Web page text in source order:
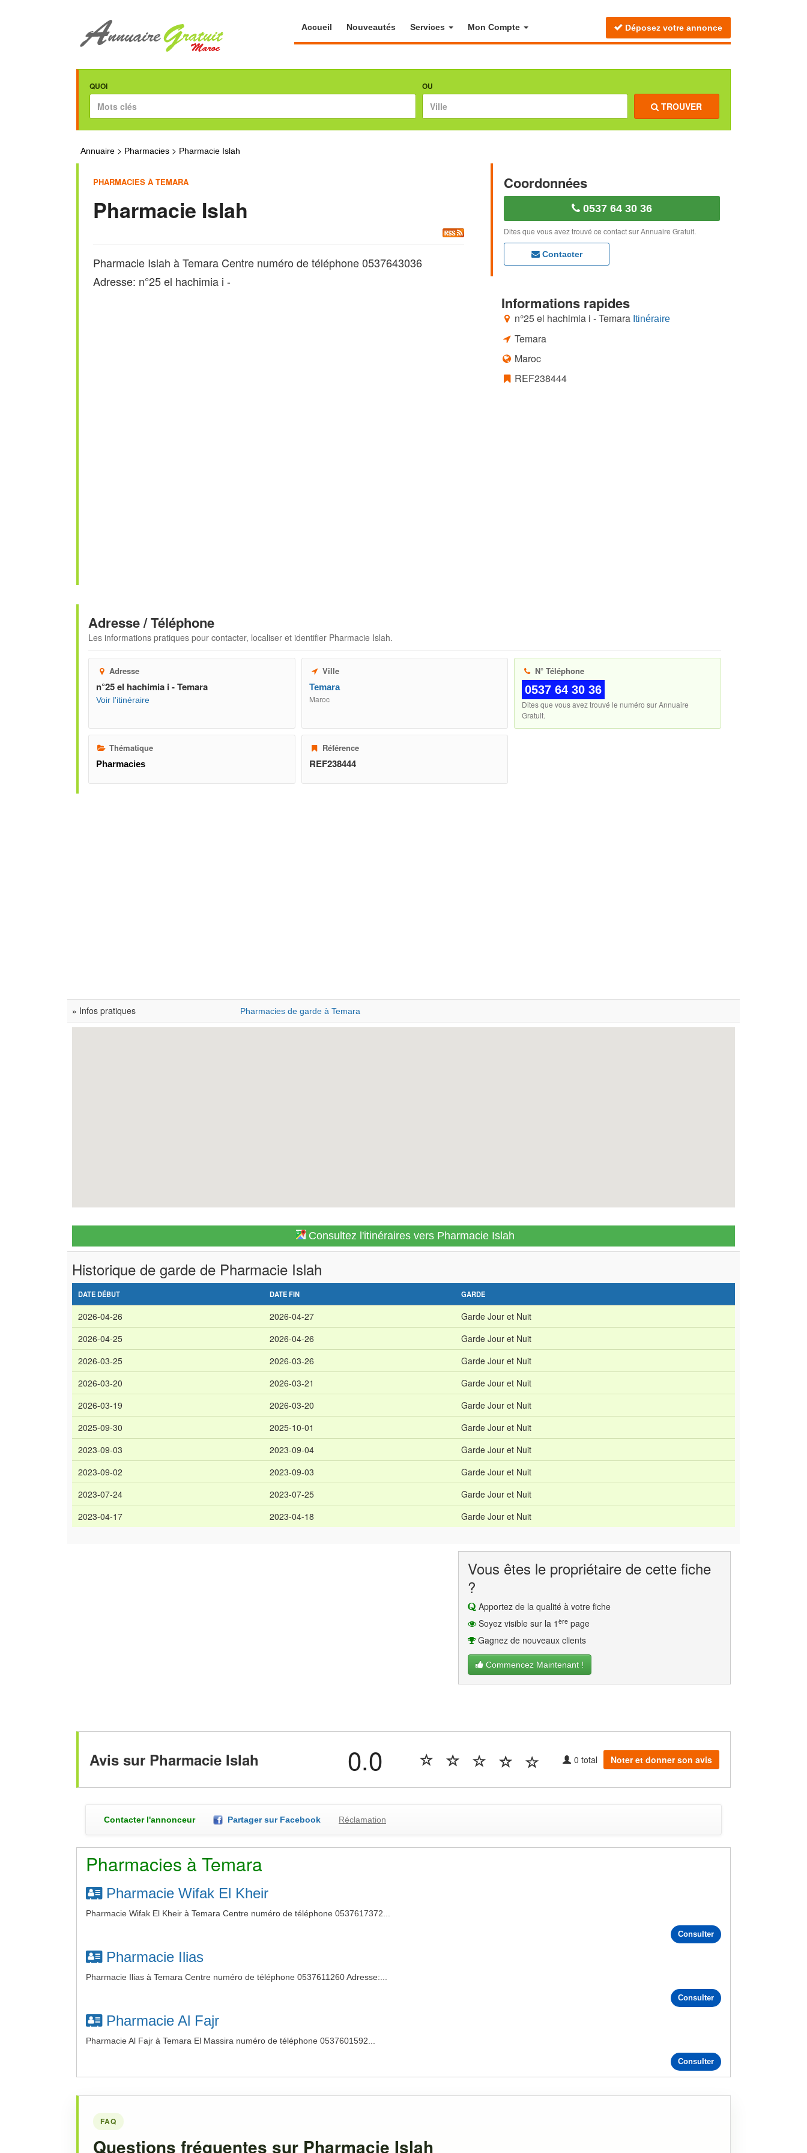
Accueil Nouveautés Services Mon Compte Déposez votre annonce
QUOI OU
TROUVER
Annuaire > Pharmacies > Pharmacie Islah
PHARMACIES À TEMARA
Pharmacie Islah
Pharmacie Islah à Temara Centre numéro de téléphone 0537643036
Adresse: n°25 el hachimia i -
Coordonnées
0537 64 30 36
Dites que vous avez trouvé ce contact sur Annuaire Gratuit.
Contacter
Informations rapides
n°25 el hachimia i - Temara Itinéraire
Temara
Maroc
REF238444
Adresse / Téléphone
Les informations pratiques pour contacter, localiser et identifier Pharmacie Islah.
Adresse
n°25 el hachimia i - Temara
Voir l'itinéraire
Ville
Temara
Maroc
N° Téléphone
0537 64 30 36
Dites que vous avez trouvé le numéro sur Annuaire
Gratuit.
Thématique
Pharmacies
Référence
REF238444
» Infos pratiques Pharmacies de garde à Temara
Consultez l'itinéraires vers Pharmacie Islah
Historique de garde de Pharmacie Islah
DATE DÉBUT DATE FIN GARDE
2026-04-26 2026-04-27
Garde Jour et Nuit
2026-04-25
2026-04-26
Garde Jour et Nuit
2026-03-25
2026-03-26
Garde Jour et Nuit
2026-03-20
2026-03-21
Garde Jour et Nuit
2026-03-19
2026-03-20
Garde Jour et Nuit
2025-09-30
2025-10-01
Garde Jour et Nuit
2023-09-03
2023-09-04
Garde Jour et Nuit
2023-09-02
2023-09-03
Garde Jour et Nuit
2023-07-24
2023-07-25
Garde Jour et Nuit
2023-04-17
2023-04-18 Garde Jour et Nuit
Vous êtes le propriétaire de cette fiche
?
Apportez de la qualité à votre fiche
Soyez visible sur la 1 èrepage
Gagnez de nouveaux clients
Commencez Maintenant !
Avis sur Pharmacie Islah 0.0 0 total Noter et donner son avis
Contacter l'annonceur Partager sur Facebook Réclamation
Pharmacies à Temara
Pharmacie Wifak El Kheir
Pharmacie Wifak El Kheir à Temara Centre numéro de téléphone 0537617372...
Consulter
Pharmacie Ilias
Pharmacie Ilias à Temara Centre numéro de téléphone 0537611260 Adresse:...
Consulter
Pharmacie Al Fajr
Pharmacie Al Fajr à Temara El Massira numéro de téléphone 0537601592...
Consulter
FAQ
Questions fréquentes sur Pharmacie Islah